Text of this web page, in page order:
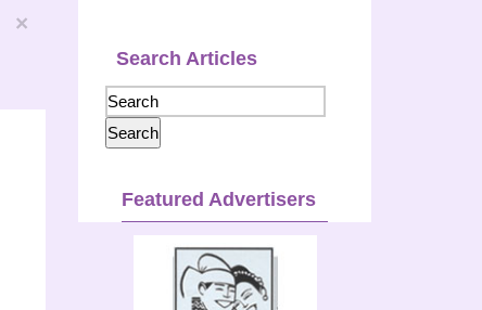
×
Search Articles
Featured Advertisers